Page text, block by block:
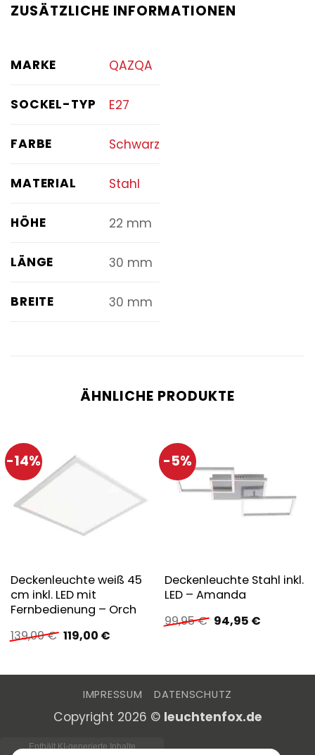
ZUSÄTZLICHE INFORMATIONEN
MARKE QAZQA
SOCKEL-TYP E27
FARBE Schwarz
MATERIAL Stahl
HÖHE 22 mm
LÄNGE 30 mm
BREITE 30 mm
ÄHNLICHE PRODUKTE
-14%
Deckenleuchte weiß 45
cm inkl. LED mit
Fernbedienung – Orch
139,00€ Ursprünglicher
Preis
119,00 €Aktueller
-5%
Deckenleuchte Stahl inkl.
LED – Amanda
99,95€ Ursprünglicher
Preis
94,95 €Aktueller
IMPRESSUM DATENSCHUTZ
Copyright 2026 © leuchtenfox.de